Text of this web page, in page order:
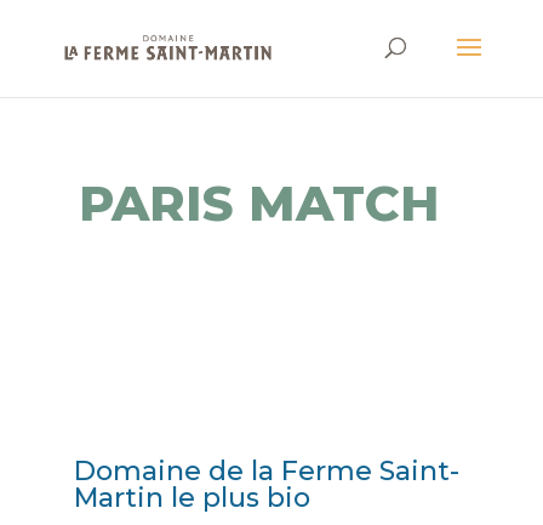
PARIS MATCH
Domaine de la Ferme Saint-
Martin le plus bio